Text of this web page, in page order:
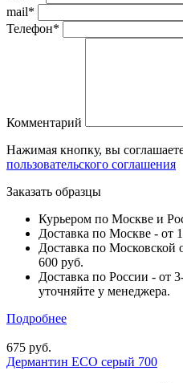
mail*
Телефон*
Комментарий
Нажимая кнопку, вы
пользовательского соглашения
Заказать образцы
Курьером по Москве и
Доставка по Москве - от
Доставка по Московской
600 руб.
Доставка по России - от
уточняйте у менеджера.
Подробнее
675 руб.
Дермантин ECO серый 700